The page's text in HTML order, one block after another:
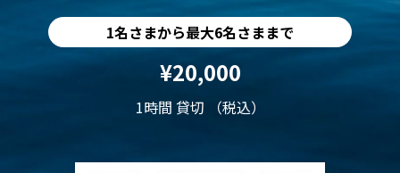
1名さまから最大6名さままで
¥20,000
1時間 貸切 （税込）